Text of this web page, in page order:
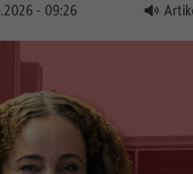
- 09:26